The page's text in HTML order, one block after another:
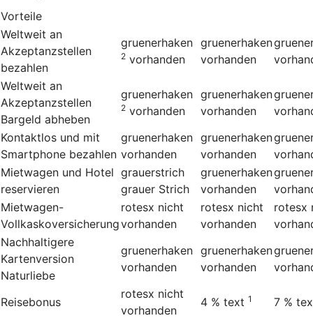
Vorteile
Weltweit an
Akzeptanzstellen
bezahlen
gruenerhaken
2 vorhanden
gruenerhaken
vorhanden
Weltweit an
Akzeptanzstellen
Bargeld abheben
gruenerhaken
2 vorhanden
gruenerhaken
vorhanden
Kontaktlos und mit
Smartphone bezahlen
gruenerhaken
vorhanden
gruenerhaken
vorhanden
Mietwagen und Hotel
reservieren
grauerstrich
grauer Strich
gruenerhaken
vorhanden
Mietwagen-
Vollkaskoversicherung
rotesx nicht
vorhanden
rotesx nicht
vorhanden
rotesx
Nachhaltigere
Kartenversion
Naturliebe
gruenerhaken
vorhanden
gruenerhaken
vorhanden
Reisebonus
rotesx nicht
vorhanden
4 % text 1 7 %